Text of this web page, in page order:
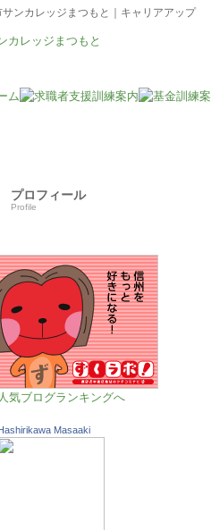
サンカレッジまつもと｜キャリアアップ
プロフィール
Profile
人気ブログランキングへ
Masaaki